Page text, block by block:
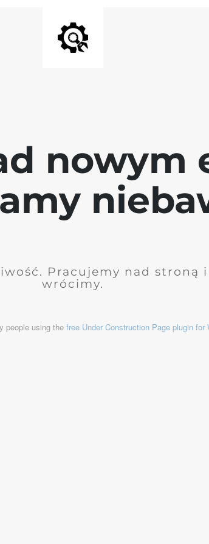
nowym
Pracujemy nad stroną
wrócimy.
people using the free Under Construction Page plugin for